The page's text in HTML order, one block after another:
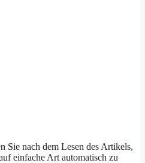
Sie nach dem Lesen des Artikels,
einfache Art automatisch zu